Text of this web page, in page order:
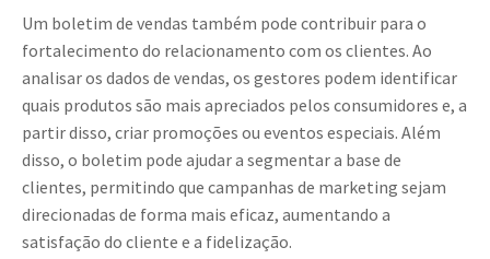
Um boletim de vendas também pode contribuir para o
fortalecimento do relacionamento com os clientes. Ao
analisar os dados de vendas, os gestores podem identificar
quais produtos são mais apreciados pelos consumidores e, a
partir disso, criar promoções ou eventos especiais. Além
disso, o boletim pode ajudar a segmentar a base de
clientes, permitindo que campanhas de marketing sejam
direcionadas de forma mais eficaz, aumentando a
satisfação do cliente e a fidelização.